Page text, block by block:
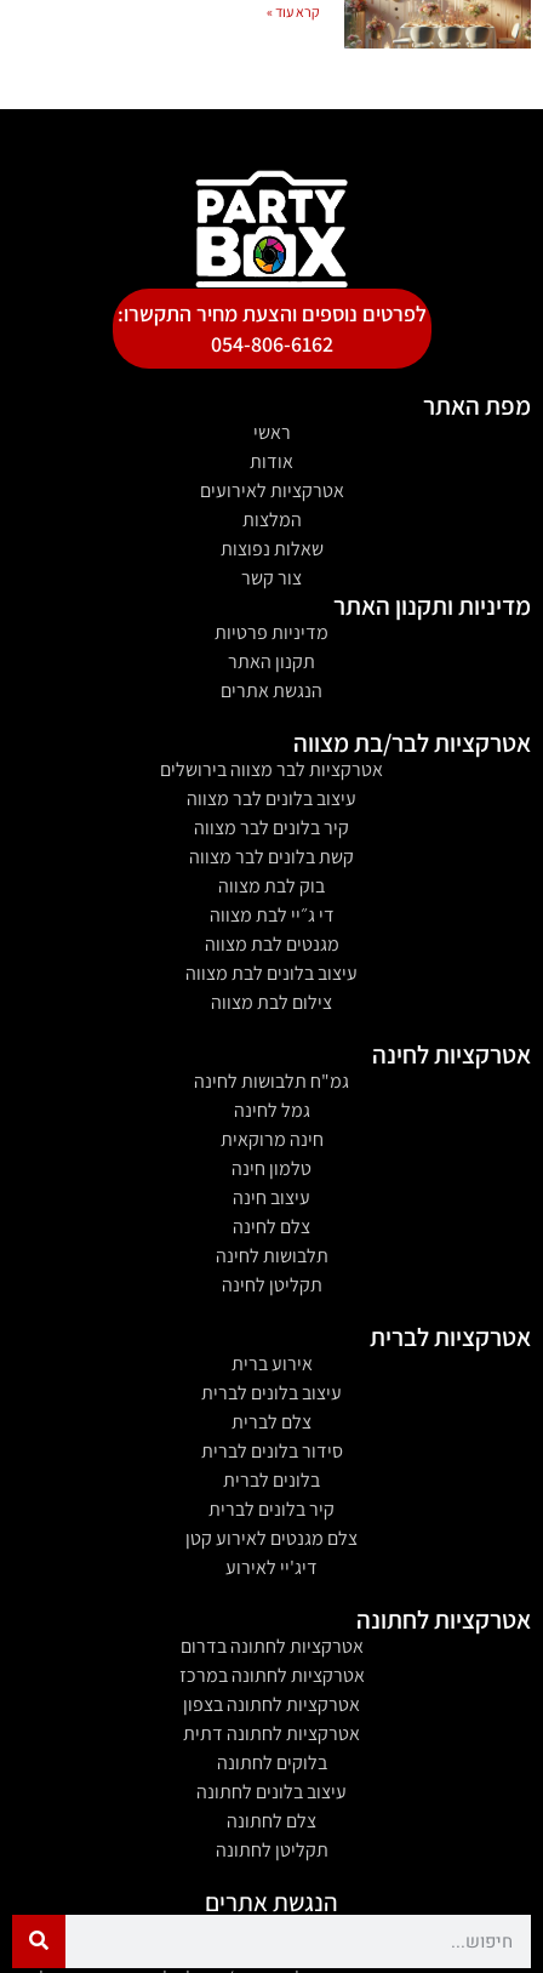
קרא עוד »
לפרטים נוספים והצעת מחיר התקשרו:
054-806-6162
מפת האתר
ראשי
אודות
אטרקציות לאירועים
המלצות
שאלות נפוצות
צור קשר
מדיניות ותקנון האתר
מדיניות פרטיות
תקנון האתר
הנגשת אתרים
אטרקציות לבר/בת מצווה
אטרקציות לבר מצווה בירושלים
עיצוב בלונים לבר מצווה
קיר בלונים לבר מצווה
קשת בלונים לבר מצווה
בוק לבת מצווה
די ג״יי לבת מצווה
מגנטים לבת מצווה
עיצוב בלונים לבת מצווה
צילום לבת מצווה
אטרקציות לחינה
גמ"ח תלבושות לחינה
גמל לחינה
חינה מרוקאית
טלמון חינה
עיצוב חינה
צלם לחינה
תלבושות לחינה
תקליטן לחינה
אטרקציות לברית
אירוע ברית
עיצוב בלונים לברית
צלם לברית
סידור בלונים לברית
בלונים לברית
קיר בלונים לברית
צלם מגנטים לאירוע קטן
דיג'יי לאירוע
אטרקציות לחתונה
אטרקציות לחתונה בדרום
אטרקציות לחתונה במרכז
אטרקציות לחתונה בצפון
אטרקציות לחתונה דתית
בלוקים לחתונה
עיצוב בלונים לחתונה
צלם לחתונה
תקליטן לחתונה
הנגשת אתרים